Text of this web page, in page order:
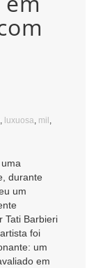
luxuosa mil
durante
um
Tati Barbieri
foi
um
em